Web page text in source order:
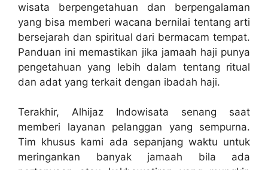
wisata berpengetahuan dan berpengalaman
yang bisa memberi wacana bernilai tentang arti
bersejarah dan spiritual dari bermacam tempat.
Panduan ini memastikan jika jamaah haji punya
pengetahuan yang lebih dalam tentang ritual
dan adat yang terkait dengan ibadah haji.
Terakhir, Alhijaz Indowisata senang saat
memberi layanan pelanggan yang sempurna.
Tim khusus kami ada sepanjang waktu untuk
meringankan banyak jamaah bila ada